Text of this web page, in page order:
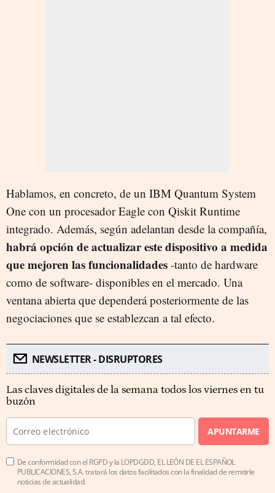
Hablamos, en concreto, de un IBM Quantum System
One con un procesador Eagle con Qiskit Runtime
integrado. Además, según adelantan desde la compañía,
habrá opción de actualizar este dispositivo a medida
que mejoren las funcionalidades -tanto de hardware
como de software- disponibles en el mercado. Una
ventana abierta que dependerá posteriormente de las
negociaciones que se establezcan a tal efecto.
NEWSLETTER - DISRUPTORES
Las claves digitales de la semana todos los viernes en tu
buzón
APUNTARME
De conformidad con el RGPD y la LOPDGDD, EL LEÓN DE EL ESPAÑOL
PUBLICACIONES, S.A. tratará los datos facilitados con la finalidad de remitirle
noticias de actualidad.